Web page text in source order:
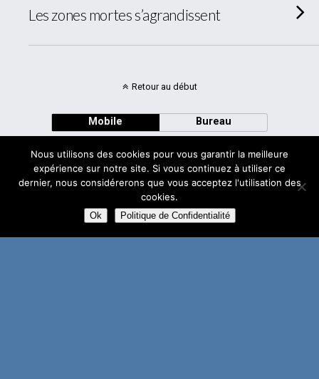
Les zones mortes s’agrandissent
Retour au début
Mobile Bureau
Avec
WPtouch Mobile Suite for WordPress
Nous utilisons des cookies pour vous garantir la meilleure
expérience sur notre site. Si vous continuez à utiliser ce
dernier, nous considérerons que vous acceptez l'utilisation des
cookies.
Ok Politique de Confidentialité